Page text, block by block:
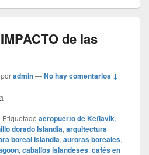
de las
poradmin—No hay comentarios ↓
Etiquetado aeropuerto de Keflavík,
dorado Islandia, arquitectura
boreal Islandia, auroras boreales,
, caballos islandeses, cafés en